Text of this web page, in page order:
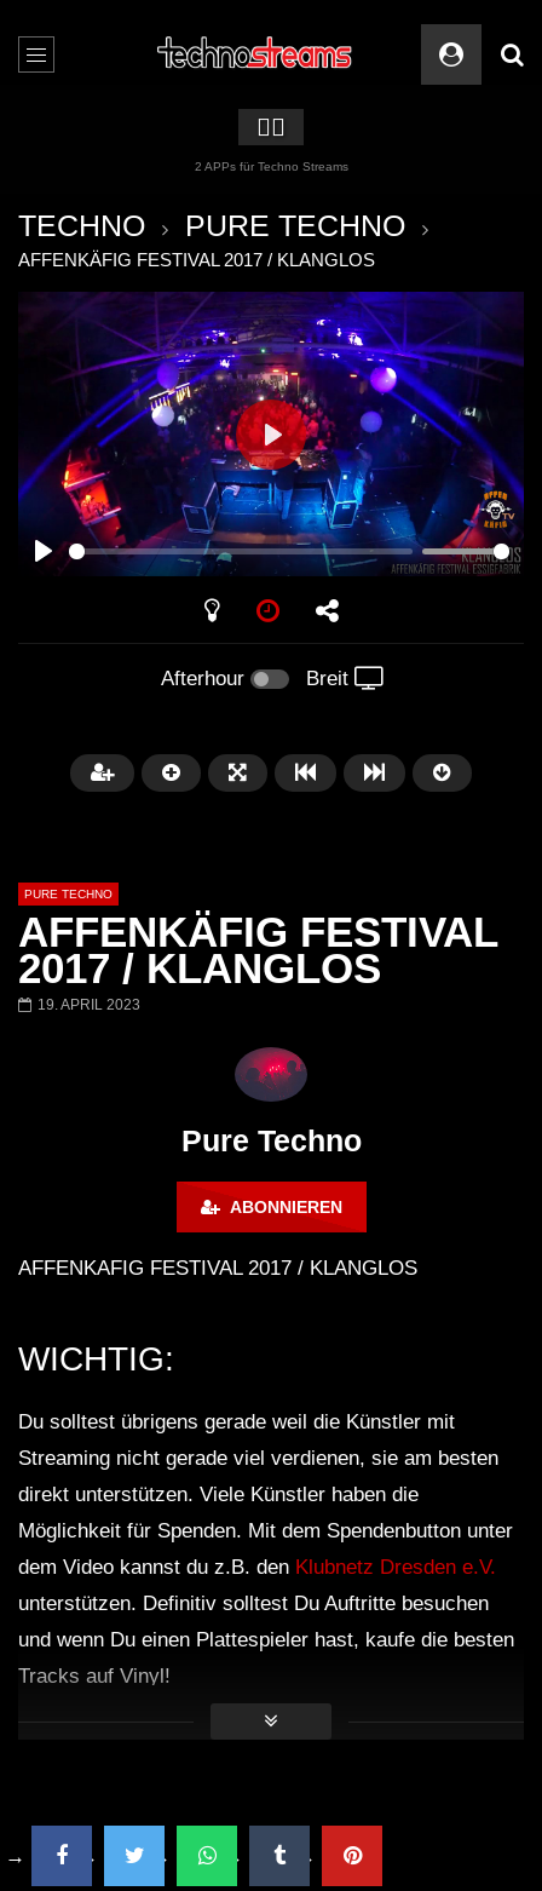
🏳️‍🌈
2 APPs für Techno Streams
TECHNO PURE TECHNO
AFFENKÄFIG FESTIVAL 2017 / KLANGLOS
PLAY
PLAY
Afterhour Breit
Miss Djax – Cherry Moon –
PURE TECHNO
AFFENKÄFIG FESTIVAL
2017 / KLANGLOS
19. APRIL 2023
Pure Techno
ABONNIEREN
AFFENKÄFIG FESTIVAL 2017 / KLANGLOS
WICHTIG:
Du solltest übrigens gerade weil die Künstler mit
Streaming nicht gerade viel verdienen, sie am besten
direkt unterstützen. Viele Künstler haben die
Möglichkeit für Spenden. Mit dem Spendenbutton unter
dem Video kannst du z.B. den Klubnetz Dresden e.V.
unterstützen. Definitiv solltest Du Auftritte besuchen
und wenn Du einen Plattespieler hast, kaufe die besten
Tracks auf Vinyl!